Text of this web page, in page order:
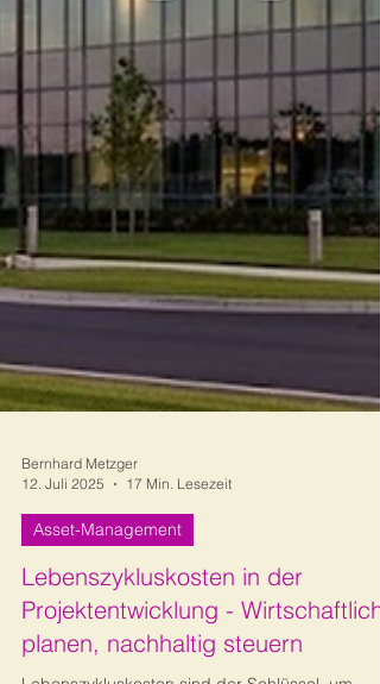
Bernhard Metzger
12. Juli 2025
17 Min. Lesezeit
Asset-Management